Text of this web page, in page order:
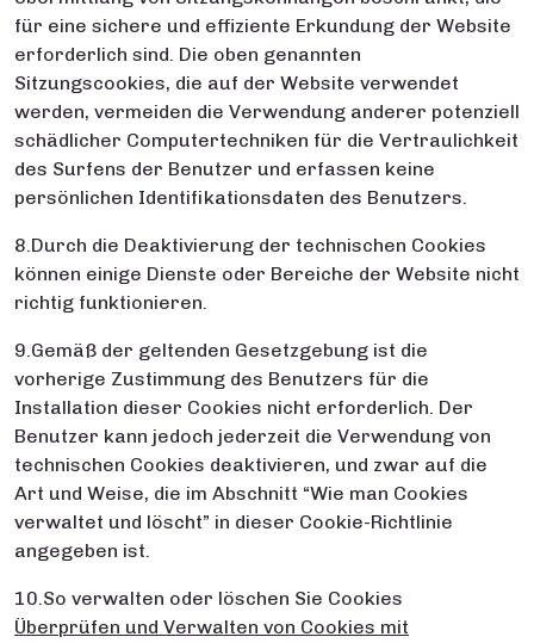
für eine sichere und effiziente Erkundung der Website
erforderlich sind. Die oben genannten
Sitzungscookies, die auf der Website verwendet
werden, vermeiden die Verwendung anderer potenziell
schädlicher Computertechniken für die Vertraulichkeit
des Surfens der Benutzer und erfassen keine
persönlichen Identifikationsdaten des Benutzers.
8.Durch die Deaktivierung der technischen Cookies
können einige Dienste oder Bereiche der Website nicht
richtig funktionieren.
9.Gemäß der geltenden Gesetzgebung ist die
vorherige Zustimmung des Benutzers für die
Installation dieser Cookies nicht erforderlich. Der
Benutzer kann jedoch jederzeit die Verwendung von
technischen Cookies deaktivieren, und zwar auf die
Art und Weise, die im Abschnitt “Wie man Cookies
verwaltet und löscht” in dieser Cookie-Richtlinie
angegeben ist.
10.So verwalten oder löschen Sie Cookies
Überprüfen und Verwalten von Cookies mit